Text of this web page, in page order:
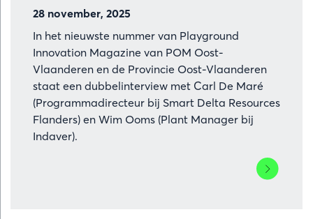
28 november, 2025
In het nieuwste nummer van Playground
Innovation Magazine van POM Oost-
Vlaanderen en de Provincie Oost-Vlaanderen
staat een dubbelinterview met Carl De Maré
(Programmadirecteur bij Smart Delta Resources
Flanders) en Wim Ooms (Plant Manager bij
Indaver).
Lees
meer